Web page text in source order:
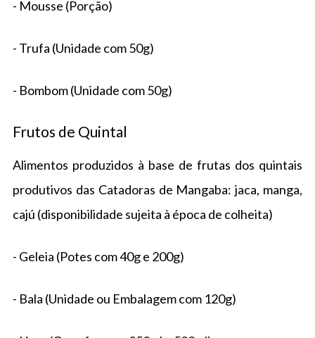
- Mousse (Porção)
- Trufa (Unidade com 50g)
- Bombom (Unidade com 50g)
Frutos de Quintal
Alimentos produzidos à base de frutas dos quintais
produtivos das Catadoras de Mangaba: jaca, manga,
cajú (disponibilidade sujeita à época de colheita)
- Geleia (Potes com 40g e 200g)
- Bala (Unidade ou Embalagem com 120g)